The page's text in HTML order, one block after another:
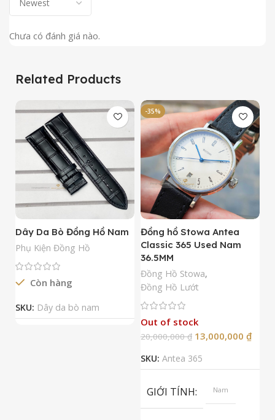
Chưa có đánh giá nào.
Related Products
Dây Da Bò Đồng Hồ Nam
Phụ Kiện Đồng Hồ
Còn hàng
SKU: Dây da bò nam
-35%
Đồng hồ Stowa Antea
Classic 365 Used Nam
36.5MM
Đồng Hồ Stowa,
Đồng Hồ Lướt
Out of stock
20,000,000₫ 13,000,000 ₫
SKU: Antea 365
GIỚI TÍNH Nam